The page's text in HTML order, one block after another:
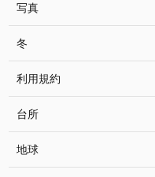
写真
冬
利用規約
台所
地球